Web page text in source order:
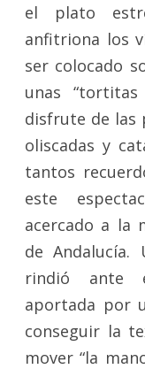
el plato
anfitriona los
ser colocado
unas
disfrute de las
oliscadas y
tantos
este
acercado a la
de
rindió ante
aportada por
conseguir la
mover “la